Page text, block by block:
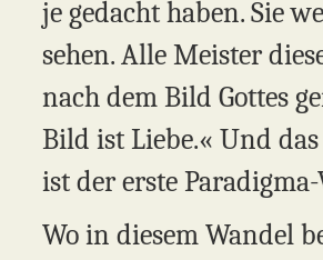
je gedacht haben. Sie
sehen. Alle Meister
nach dem Bild Gottes
Bild ist Liebe.« Und
ist der erste Paradigma-
Wo in diesem Wandel